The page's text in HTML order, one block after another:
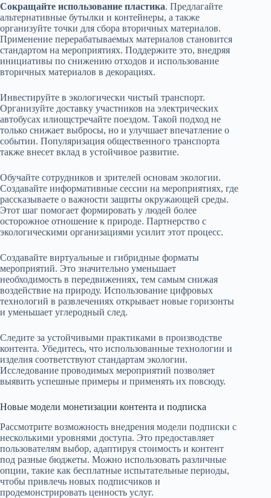
Сокращайте использование пластика. Предлагайте
альтернативные бутылки и контейнеры, а также
организуйте точки для сбора вторичных материалов.
Применение перерабатываемых материалов становится
стандартом на мероприятиях. Поддержите это, внедряя
инициативы по снижению отходов и использование
вторичных материалов в декорациях.
Инвестируйте в экологически чистый транспорт.
Организуйте доставку участников на электрических
автобусах илиощстречайте поездом. Такой подход не
только снижает выбросы, но и улучшает впечатление о
событии. Популяризация общественного транспорта
также внесет вклад в устойчивое развитие.
Обучайте сотрудников и зрителей основам экологии.
Создавайте информативные сессии на мероприятиях, где
рассказываете о важности защиты окружающей среды.
Этот шаг помогает формировать у людей более
осторожное отношение к природе. Партнерство с
экологическими организациями усилит этот процесс.
Создавайте виртуальные и гибридные форматы
мероприятий. Это значительно уменьшает
необходимость в передвижениях, тем самым снижая
воздействие на природу. Использование цифровых
технологий в развлечениях открывает новые горизонты
и уменьшает углеродный след.
Следите за устойчивыми практиками в производстве
контента. Убедитесь, что использованные технологии и
изделия соответствуют стандартам экологии.
Исследование проводимых мероприятий позволяет
выявить успешные примеры и применять их повсюду.
Новые модели монетизации контента и подписка
Рассмотрите возможность внедрения модели подписки с
несколькими уровнями доступа. Это предоставляет
пользователям выбор, адаптируя стоимость и контент
под разные бюджеты. Можно использовать различные
опции, такие как бесплатные испытательные периоды,
чтобы привлечь новых подписчиков и
продемонстрировать ценность услуг.